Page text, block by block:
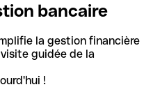
bancaire
la gestion financière
guidée de la
!